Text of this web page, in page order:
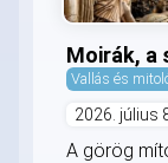
Moirák, a
Vallás és
2026. július
A görög